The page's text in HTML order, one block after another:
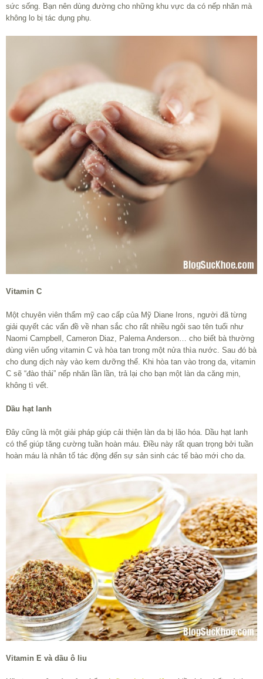
sức sống. Bạn nên dùng đường cho những khu vực da có nếp nhăn mà
không lo bị tác dụng phụ.
Vitamin C
Một chuyên viên thẩm mỹ cao cấp của Mỹ Diane Irons, người đã từng
giải quyết các vấn đề về nhan sắc cho rất nhiều ngôi sao tên tuổi như
Naomi Campbell, Cameron Diaz, Palema Anderson… cho biết bà thường
dùng viên uống vitamin C và hòa tan trong một nửa thìa nước. Sau đó bà
cho dung dịch này vào kem dưỡng thể. Khi hòa tan vào trong da, vitamin
C sẽ “đào thải” nếp nhăn lần lần, trả lại cho bạn một làn da căng mịn,
không tì vết.
Dầu hạt lanh
Đây cũng là một giải pháp giúp cải thiện làn da bị lão hóa. Dầu hạt lanh
có thể giúp tăng cường tuần hoàn máu. Điều này rất quan trọng bởi tuần
hoàn máu là nhân tố tác động đến sự sản sinh các tế bào mới cho da.
Vitamin E và dầu ô liu